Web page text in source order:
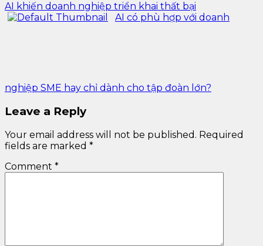
AI khiến doanh nghiệp triển khai thất bại
AI có phù hợp với doanh
nghiệp SME hay chỉ dành cho tập đoàn lớn?
Leave a Reply
Your email address will not be published. Required
fields are marked *
Comment *